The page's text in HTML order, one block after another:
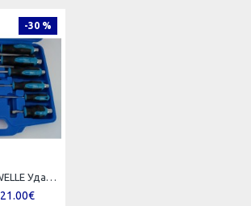
-30 %
НЕМСКИ KRAFTWELLE Ударна отвертка комплект 12 части в куфар отверки
21.00€